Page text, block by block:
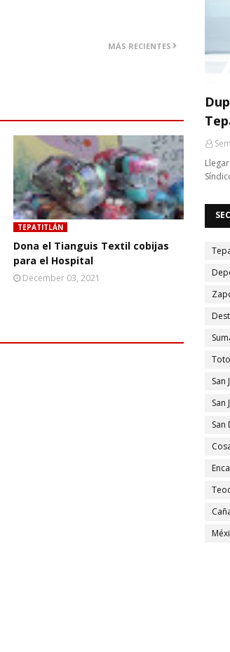
MÁS RECIENTES
TEPATITLÁN
Dona el Tianguis Textil cobijas
para el Hospital
December 03, 2021
San
San